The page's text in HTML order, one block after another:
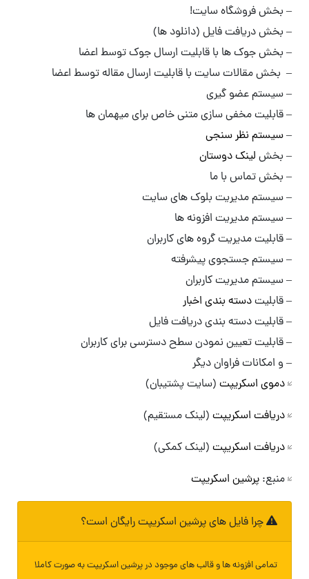
– بخش فروشگاه سایت!
– بخش دریافت فایل (دانلود ها)
– بخش جوک ها با قابلیت ارسال جوک توسط اعضا
– بخش مقالات سایت با قابلیت ارسال مقاله توسط اعضا
– سیستم عضو گیری
– قابلیت مخفی سازی متنی خاص برای میهمان ها
–سیستم نظر سنجی
– بخش لینک دوستان
– بخش تماس با ما
– سیستم مدیریت بلوک های سایت
– سیستم مدیریت افزونه ها
– قابلیت مدیریت گروه های کاربران
– سیستم جستجوی پیشرفته
– سیستم مدیریت کاربران
– قابلیتدسته بندی اخبار
– قابلیت دسته بندی دریافت فایل
– قابلیت تعیین نمودن سطح دسترسی برای کاربران
– و امکانات فراوان دیگر
دموی اسکریپت (سایت پشتیبان)
دریافت اسکریپت (لینک مستقیم)
دریافت اسکریپت (لینک کمکی)
منبع: پرشین اسکریپت
چرا فایل های پرشین اسکریپت رایگان است؟
تمامی افزونه ها و قالب های موجود در پرشین اسکریپت به صورت کاملا